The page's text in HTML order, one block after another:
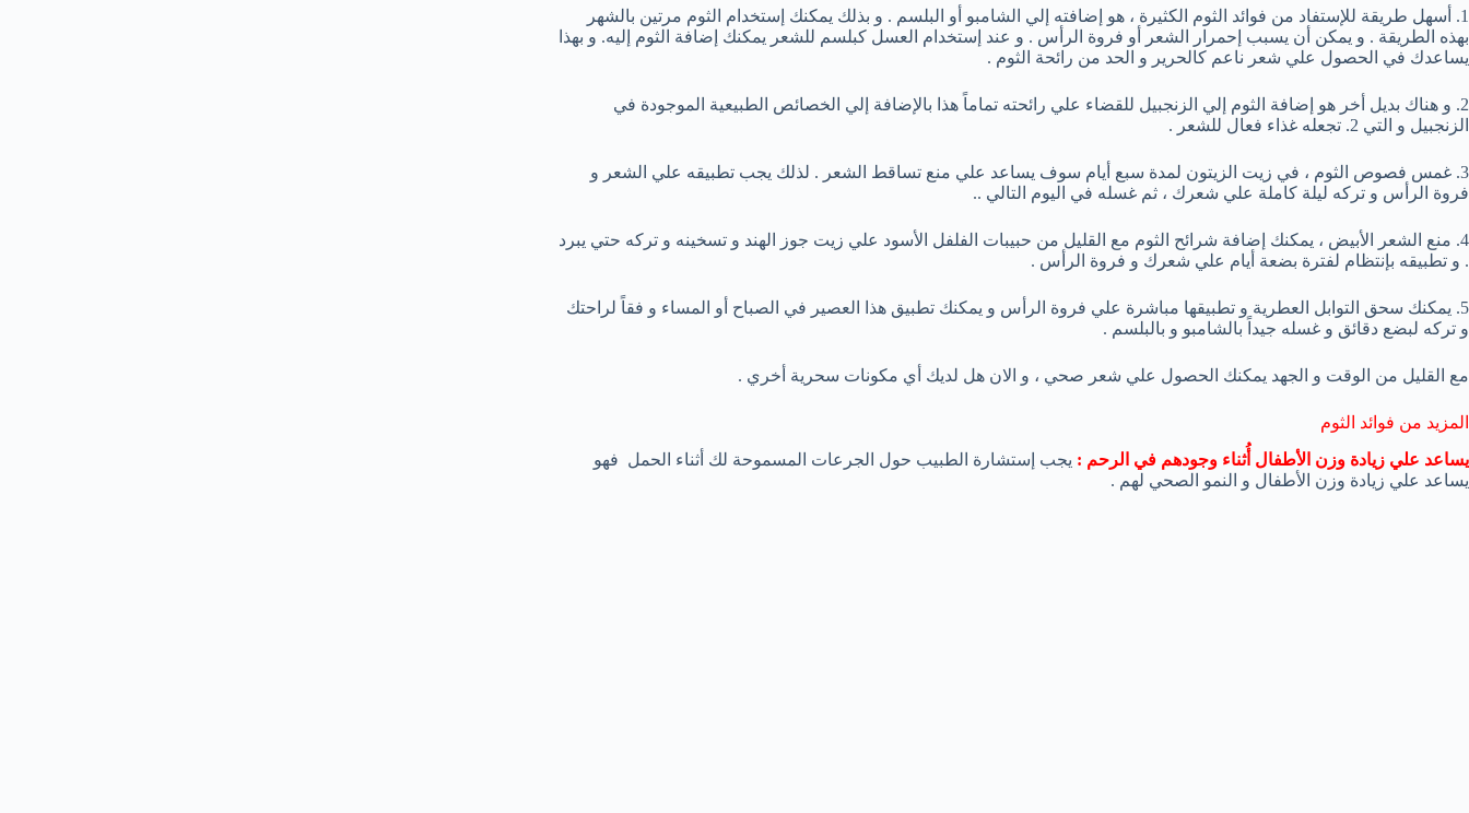
1. أسهل طريقة للإستفاد من فوائد الثوم الكثيرة ، هو إضافته إلي الشامبو أو البلسم . و بذلك يمكنك إستخدام الثوم مرتين بالشهر
بهذه الطريقة . و يمكن أن يسبب إحمرار الشعر أو فروة الرأس . و عند إستخدام العسل كبلسم للشعر يمكنك إضافة الثوم إليه. و بهذا
يساعدك في الحصول علي شعر ناعم كالحرير و الحد من رائحة الثوم .
2. و هناك بديل أخر هو إضافة الثوم إلي الزنجبيل للقضاء علي رائحته تماماً هذا بالإضافة إلي الخصائص الطبيعية الموجودة في
الزنجبيل و التي 2. تجعله غذاء فعال للشعر .
3. غمس فصوص الثوم ، في زيت الزيتون لمدة سبع أيام سوف يساعد علي منع تساقط الشعر . لذلك يجب تطبيقه علي الشعر و
فروة الرأس و تركه ليلة كاملة علي شعرك ، ثم غسله في اليوم التالي ..
4. منع الشعر الأبيض ، يمكنك إضافة شرائح الثوم مع القليل من حبيبات الفلفل الأسود علي زيت جوز الهند و تسخينه و تركه حتي يبرد
. و تطبيقه بإنتظام لفترة بضعة أيام علي شعرك و فروة الرأس .
5. يمكنك سحق التوابل العطرية و تطبيقها مباشرة علي فروة الرأس و يمكنك تطبيق هذا العصير في الصباح أو المساء و فقاً لراحتك
و تركه لبضع دقائق و غسله جيداً بالشامبو و بالبلسم .
مع القليل من الوقت و الجهد يمكنك الحصول علي شعر صحي ، و الان هل لديك أي مكونات سحرية أخري .
المزيد من فوائد الثوم
يساعد علي زيادة وزن الأطفال أُثناء وجودهم في الرحم : يجب إستشارة الطبيب حول الجرعات المسموحة لك أثناء الحمل فهو
يساعد علي زيادة وزن الأطفال و النمو الصحي لهم .